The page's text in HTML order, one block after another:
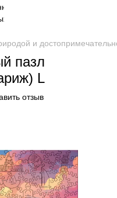
и
пазл
L
отзыв